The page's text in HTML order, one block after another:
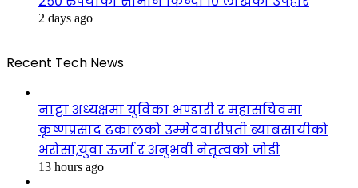
2 days ago
Recent Tech News
नाट्टा अध्यक्षमा युविका भण्डारी र महासचिवमा
कृष्णप्रसाद ढकालको उम्मेदवारीप्रती ब्याबसायीको
भरोसा,युवा ऊर्जा र अनुभवी नेतृत्वको जोडी
13 hours ago